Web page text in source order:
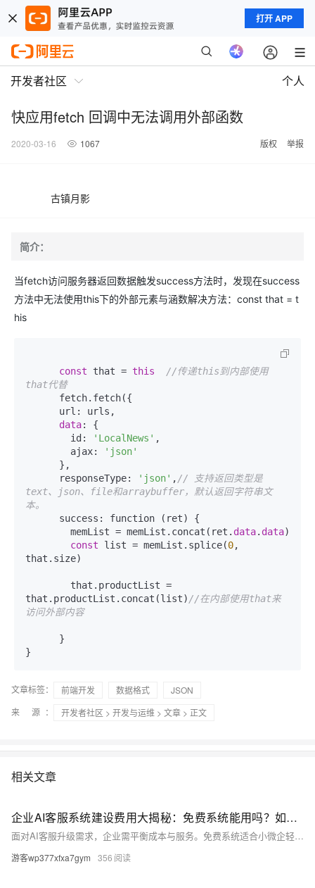
打开 APP
开发者社区 个人
快应用fetch 回调中无法调用外部函数
2020-03-16 1067 版权 举报
古镇月影
简介：
当fetch访问服务器返回数据触发success方法时，发现在success
方法中无法使用this下的外部元素与涵数解决方法：const that = t
his
const that = this
//传递this到内部使用
that代替
data: {
        id:
'LocalNews' ,
        ajax:
'json'
      responseType:
'json' , // 支持返回类型是
text、json、file和arraybuffer，默认返回字符串文
本。
        memList = memList.concat(ret.
data. data)
const list = memList.splice(0,
that.size)
that.productList.concat(list) //在内部使用that来
访问外部内容
}
文章标签： 前端开发 数据格式
JSON
来 源：
开发者社区 > 开发与运维 > 文章 > 正文
相关文章
企业AI客服系统建设费用大揭秘：免费系统能用吗？如何控制预算？
面对AI客服升级需求，企业需平衡成本与服务。免费系统适合小微企轻量入门，但功能有限；瓴羊、Salesforce、Zendesk及探域等高性价比方案，分别在全链路智能、全球化服务、电商垂直场景具优势。不同规模企业应结合咨询量、行业特性与预算，选择匹配的AI客服解决方案，实现服务与增长双提升。（239字）
游客wp377xfxa7gym 356